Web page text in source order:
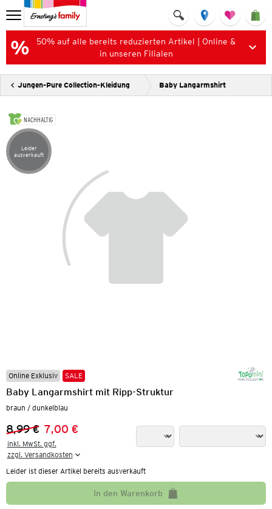
50% auf alle bereits reduzierten Artikel | Online &
in unseren Filialen
Jungen-Pure Collection-Kleidung Baby Langarmshirt
NACHHALTIG
Artikel leider ausverkauft
Leider
ausverkauft
Online Exklusiv SALE
Baby Langarmshirt mit Ripp-Struktur
braun / dunkelblau
Vorheriger Preis:
8,99 €
Neuer Preis:
7,00 €
inkl. MwSt. ggf.
zzgl. Versandkosten
Leider ist dieser Artikel bereits ausverkauft
In den Warenkorb